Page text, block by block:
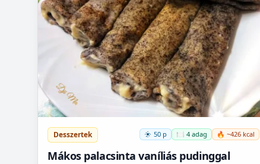
Desszertek 50 p 🍽️ 4 adag 🔥 ~426 kcal
Mákos palacsinta vaníliás pudinggal